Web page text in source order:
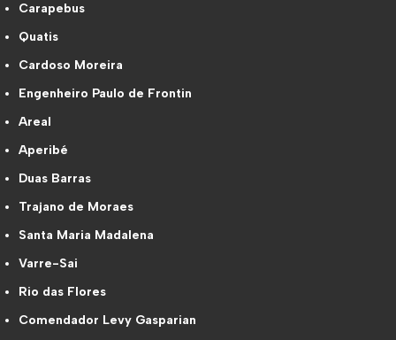
Carapebus
Quatis
Cardoso Moreira
Engenheiro Paulo de Frontin
Areal
Aperibé
Duas Barras
Trajano de Moraes
Santa Maria Madalena
Varre-Sai
Rio das Flores
Comendador Levy Gasparian